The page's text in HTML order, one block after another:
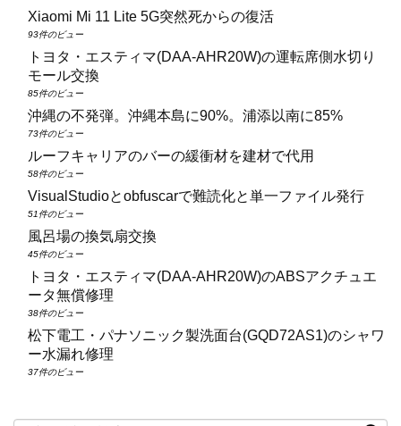
Xiaomi Mi 11 Lite 5G突然死からの復活
93件のビュー
トヨタ・エスティマ(DAA‑AHR20W)の運転席側水切り
モール交換
85件のビュー
沖縄の不発弾。沖縄本島に90%。浦添以南に85%
73件のビュー
ルーフキャリアのバーの緩衝材を建材で代用
58件のビュー
VisualStudioとobfuscarで難読化と単一ファイル発行
51件のビュー
風呂場の換気扇交換
45件のビュー
トヨタ・エスティマ(DAA‑AHR20W)のABSアクチュエ
ータ無償修理
38件のビュー
松下電工・パナソニック製洗面台(GQD72AS1)のシャワ
ー水漏れ修理
37件のビュー